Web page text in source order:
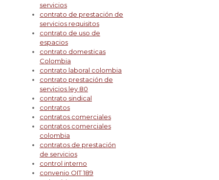
servicios
contrato de prestación de
servicios requisitos
contrato de uso de
espacios
contrato domesticas
Colombia
contrato laboral colombia
contrato prestación de
servicios ley 80
contrato sindical
contratos
contratos comerciales
contratos comerciales
colombia
contratos de prestación
de servicios
control interno
convenio OIT 189